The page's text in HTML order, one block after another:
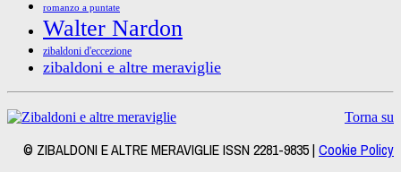
romanzo a puntate
Walter Nardon
zibaldoni d'eccezione
zibaldoni e altre meraviglie
Torna su
© ZIBALDONI E ALTRE MERAVIGLIE ISSN 2281-9835 | Cookie Policy